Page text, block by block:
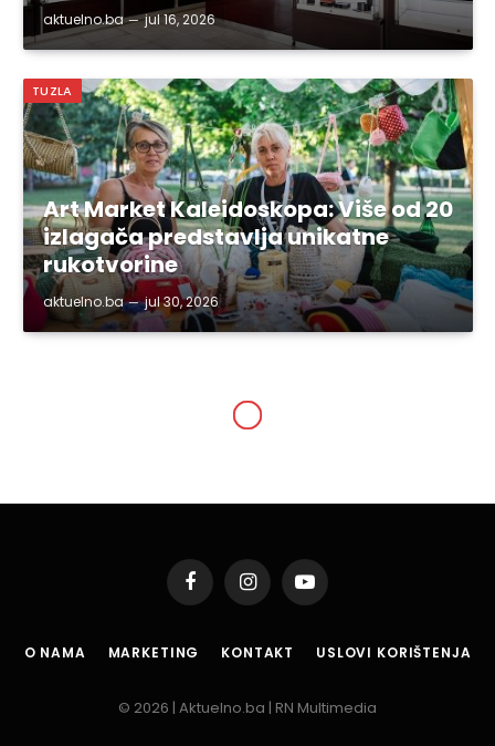
aktuelno.ba jul 16, 2026
TUZLA
Art Market Kaleidoskopa: Više od 20
izlagača predstavlja unikatne
rukotvorine
aktuelno.ba jul 30, 2026
Grad Tuzla povećava
izdvajanja za rad Narodne
kuhinje „Imaret“